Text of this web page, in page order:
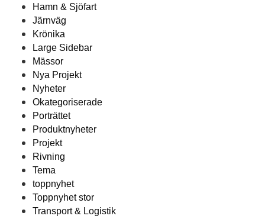
Hamn & Sjöfart
Järnväg
Krönika
Large Sidebar
Mässor
Nya Projekt
Nyheter
Okategoriserade
Porträttet
Produktnyheter
Projekt
Rivning
Tema
toppnyhet
Toppnyhet stor
Transport & Logistik